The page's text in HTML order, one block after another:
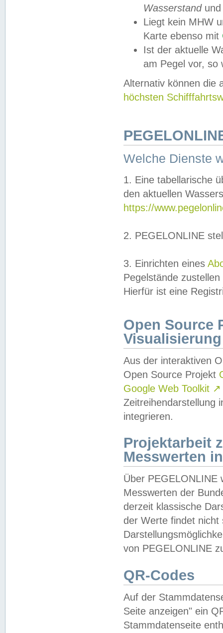
Wasserstandund
Liegt kein MHW
Karte ebenso mit
Ist der aktuelle
am Pegel vor,
Alternativ können die
höchsten
Welche Dienste
1. Eine tabellarische
den aktuellen
https://
2. PEGELONLINE
3. Einrichten eines
Pegelstände
Hierfür ist eine
Open Source
Visualisierung
Aus der interaktiven
Open Source Projekt
Google Web Toolkit ↗
Zeitreihendarstellung
integrieren.
Projektarbeit
Messwerten
Über PEGELONLINE
Messwerten der
derzeit klassische
der Werte findet
von PEGELONLINE
QR-Codes
Auf der
Seite anzeigen" ein
Stammdatenseite